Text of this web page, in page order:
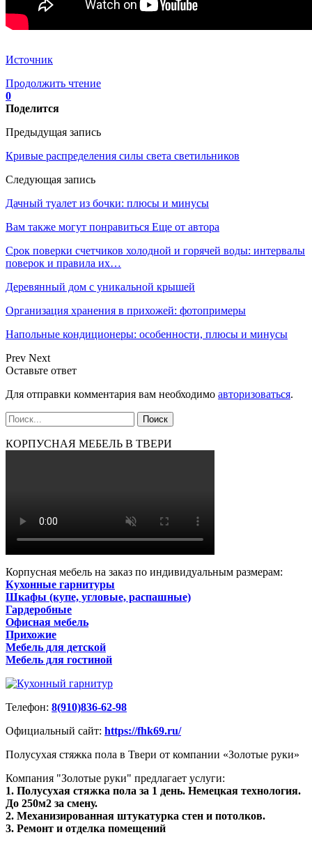
Источник
Продолжить чтение
0
Поделится
Предыдущая запись
Кривые распределения силы света светильников
Следующая запись
Дачный туалет из бочки: плюсы и минусы
Вам также могут понравиться Еще от автора
Срок поверки счетчиков холодной и горячей воды: интервалы
поверок и правила их…
Деревянный дом с уникальной крышей
Организация хранения в прихожей: фотопримеры
Напольные кондиционеры: особенности, плюсы и минусы
Prev Next
Оставьте ответ
Для отправки комментария вам необходимо авторизоваться.
КОРПУСНАЯ МЕБЕЛЬ В ТВЕРИ
Корпусная мебель на заказ по индивидуальным размерам:
Кухонные гарнитуры
Шкафы (купе, угловые, распашные)
Гардеробные
Офисная мебель
Прихожие
Мебель для детской
Мебель для гостиной
Телефон: 8(910)836-62-98
Официальный сайт: https://fhk69.ru/
Полусухая стяжка пола в Твери от компании «Золотые руки»
Компания "Золотые руки" предлагает услуги:
1. Полусухая стяжка пола за 1 день. Немецкая технология.
До 250м2 за смену.
2. Механизированная штукатурка стен и потолков.
3. Ремонт и отделка помещений